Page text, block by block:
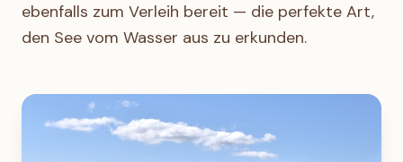
ebenfalls zum Verleih bereit — die perfekte Art,
den See vom Wasser aus zu erkunden.